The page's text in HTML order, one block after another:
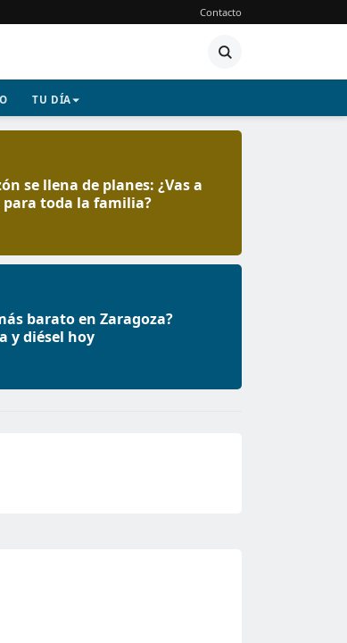
Contacto
TU DÍA
se llena de planes: ¿Vas a
toda la familia?
barato en Zaragoza?
y diésel hoy